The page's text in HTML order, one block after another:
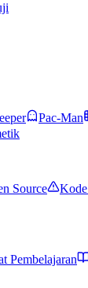
Pac-Man
Source
Pembelajaran